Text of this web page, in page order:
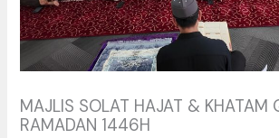
MAJLIS SOLAT HAJAT & KHATAM
RAMADAN 1446H